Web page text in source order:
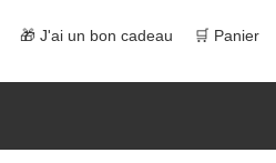
🎁 J'ai un bon cadeau 🛒 Panier